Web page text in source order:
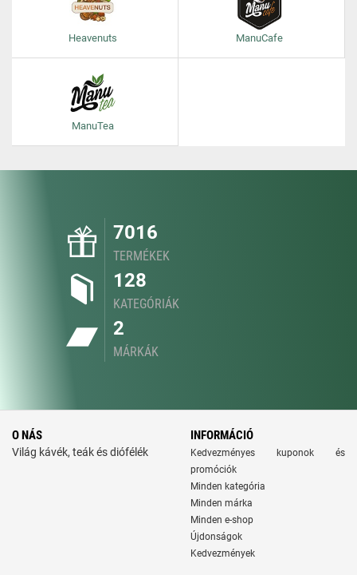
Heavenuts ManuCafe
ManuTea
7016
TERMÉKEK
128
KATEGÓRIÁK
2
MÁRKÁK
O NÁS
Világ kávék, teák és diófélék
INFORMÁCIÓ
Kedvezményes kuponok és
promóciók
Minden kategória
Minden márka
Minden e-shop
Újdonságok
Kedvezmények